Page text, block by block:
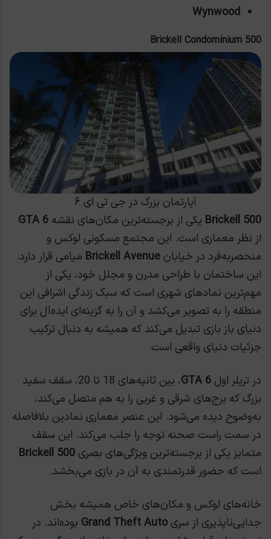
Wynwood
500 Brickell Condominium
آپارتمان بزرگ در جی تی ای ۶
500 Brickell
یکی از برجسته‌ترین مکان‌های نقشه GTA 6
از نظر معماری است. این مجتمع مسکونی لوکس و
منحصربه‌فرد در خیابان Brickell Avenue میامی قرار دارد.
این ساختمان با طراحی مدرن و مجلل خود، یکی از
مهم‌ترین نمادهای شهری است که سبک زندگی اشرافی این
منطقه را به تصویر می‌کشد و آن را به گزینه‌ای ایده‌آل برای
دنیای باز بازی تبدیل می‌کند که همیشه به دنبال ترکیب
جزئیات دنیای واقعی است.
در تریلر اول GTA 6
، بین ثانیه‌های 18 تا 20، سقف سفید
بزرگ که برج‌های شرقی و غربی را به هم متصل می‌کند،
به‌وضوح دیده می‌شود. این عنصر معماری نمادین بلافاصله
در سمت راست صحنه توجه را جلب می‌کند. این سقف
متمایز یکی از برجسته‌ترین ویژگی‌های بصری 500 Brickell
است که حضور قدرتمندی به آن در بازی می‌بخشد.
خانه‌های لوکس و مکان‌های خاص همیشه بخش
جدایی‌ناپذیری از سری Grand Theft Auto بوده‌اند. در